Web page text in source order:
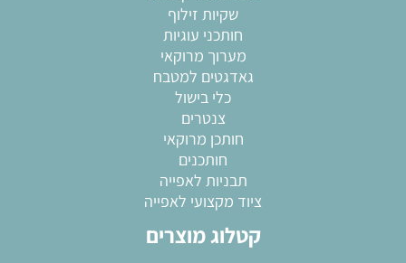
שקיות זילוף
חותכני עוגיות
מערוך מרוקאי
גאדגטים למטבח
כלי בישול
צנטרים
חותכן מרוקאי
חותכנים
תבניות לאפייה
ציוד מקצועי לאפייה
קטלוג מוצרים